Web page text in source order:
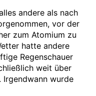
andere als nach
vor der
zum Atomium zu
hatte andere
Regenschauer
weit über
Irgendwann wurde